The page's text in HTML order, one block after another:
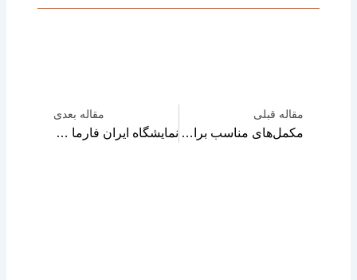
مقاله قبلی
مکمل‌های مناسب برای انواع ورزش‌ها
مقاله بعدی
نمایشگاه ایران فارما مهر ۱۴۰۲